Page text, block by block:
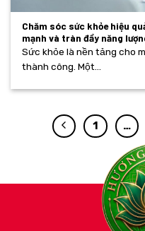
Chăm sóc sức khỏe hiệu
mạnh và tràn đầy năng
Sức khỏe là nền tảng cho
thành công. Một...
1 …